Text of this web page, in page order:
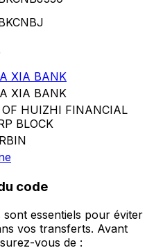
XIA BANK
XIA BANK
OF HUIZHI FINANCIAL
BLOCK
code
essentiels pour éviter
vos transferts. Avant
vous de :